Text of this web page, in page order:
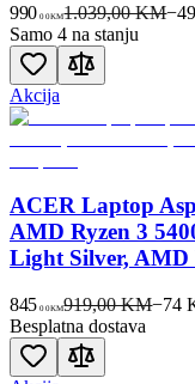
990 00KM1.039,00 KM−49
Samo 4 na stanju
Akcija
ACER Laptop
AMD Ryzen 3
Light Silver, AMD
845 00KM919,00 KM−74
Besplatna dostava